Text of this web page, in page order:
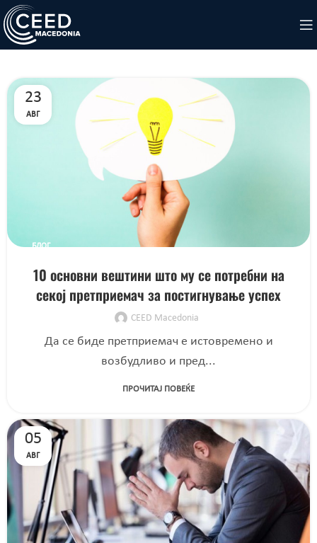
23
АВГ
БЛОГ
10 основни вештини што му се потребни на
секој претприемач за постигнување успех
CEED Macedonia
Да се ​​биде претприемач e истовремено и
возбудливо и пред...
ПРОЧИТАЈ ПОВЕЌЕ
05
АВГ